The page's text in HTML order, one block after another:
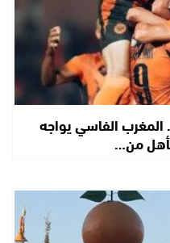
المغرب الفاسي يواجه
من…